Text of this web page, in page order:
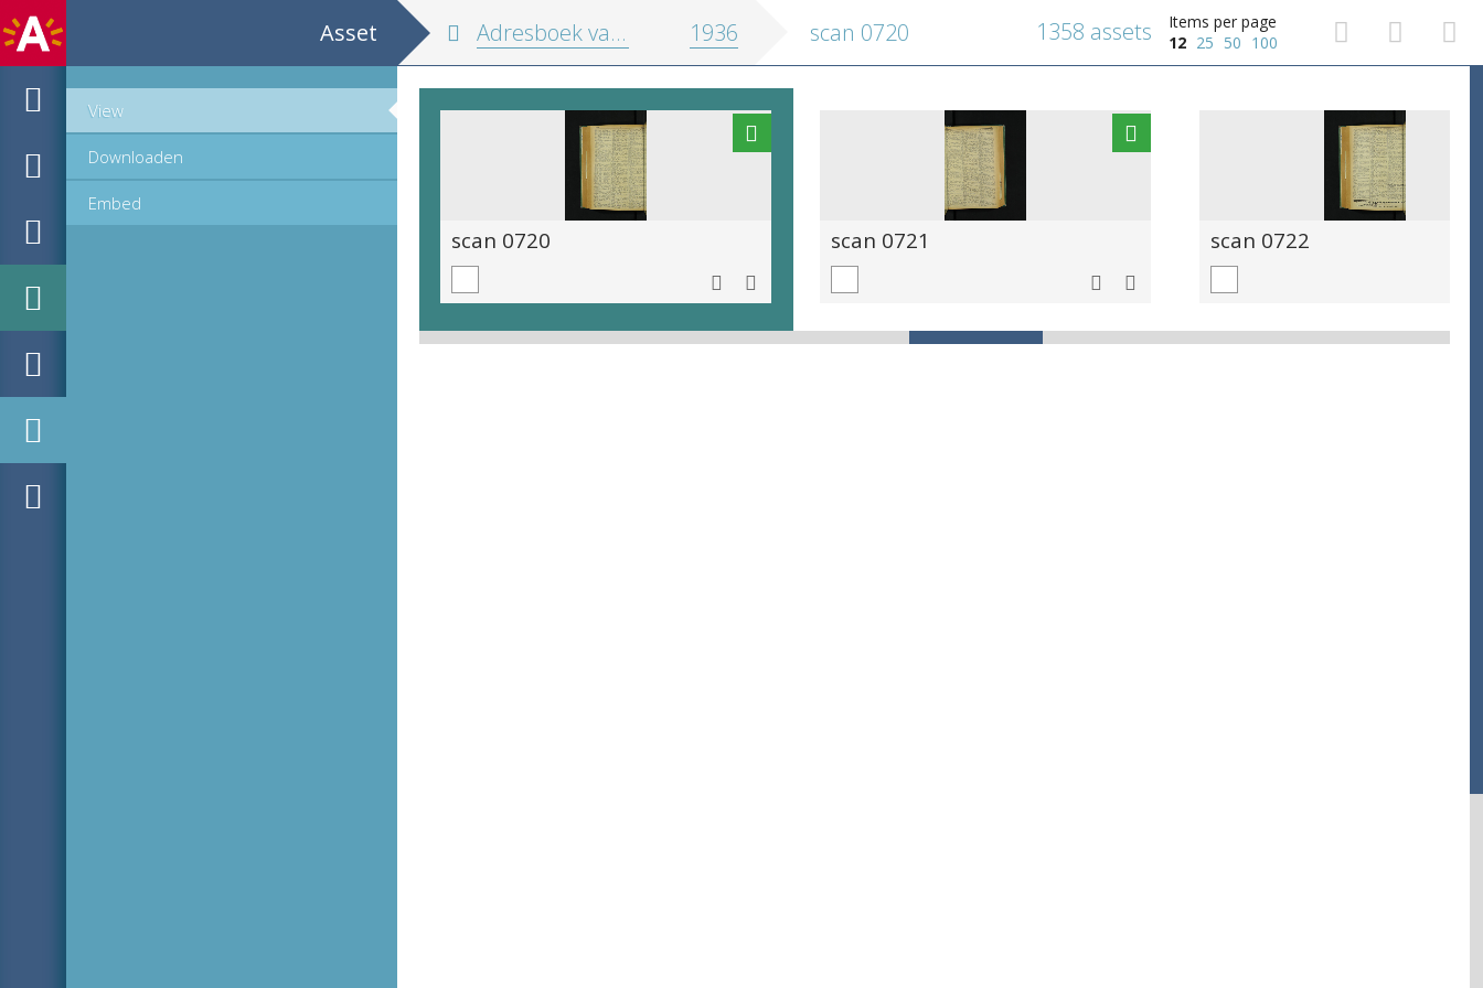
Asset
View
Downloaden
Embed
Adresboek van de stad en de provincie Antwerpen 1936 scan 0720
Items per page
12 25 50 100
1358 assets
scan 0720 scan 0721 scan 0722